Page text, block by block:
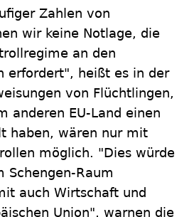
Zahlen von
wir keine Notlage, die
an den
erfordert", heißt es in der
von Flüchtlingen,
anderen EU-Land einen
haben, wären nur mit
möglich. "Dies würde
Schengen-Raum
auch Wirtschaft und
Union", warnen die